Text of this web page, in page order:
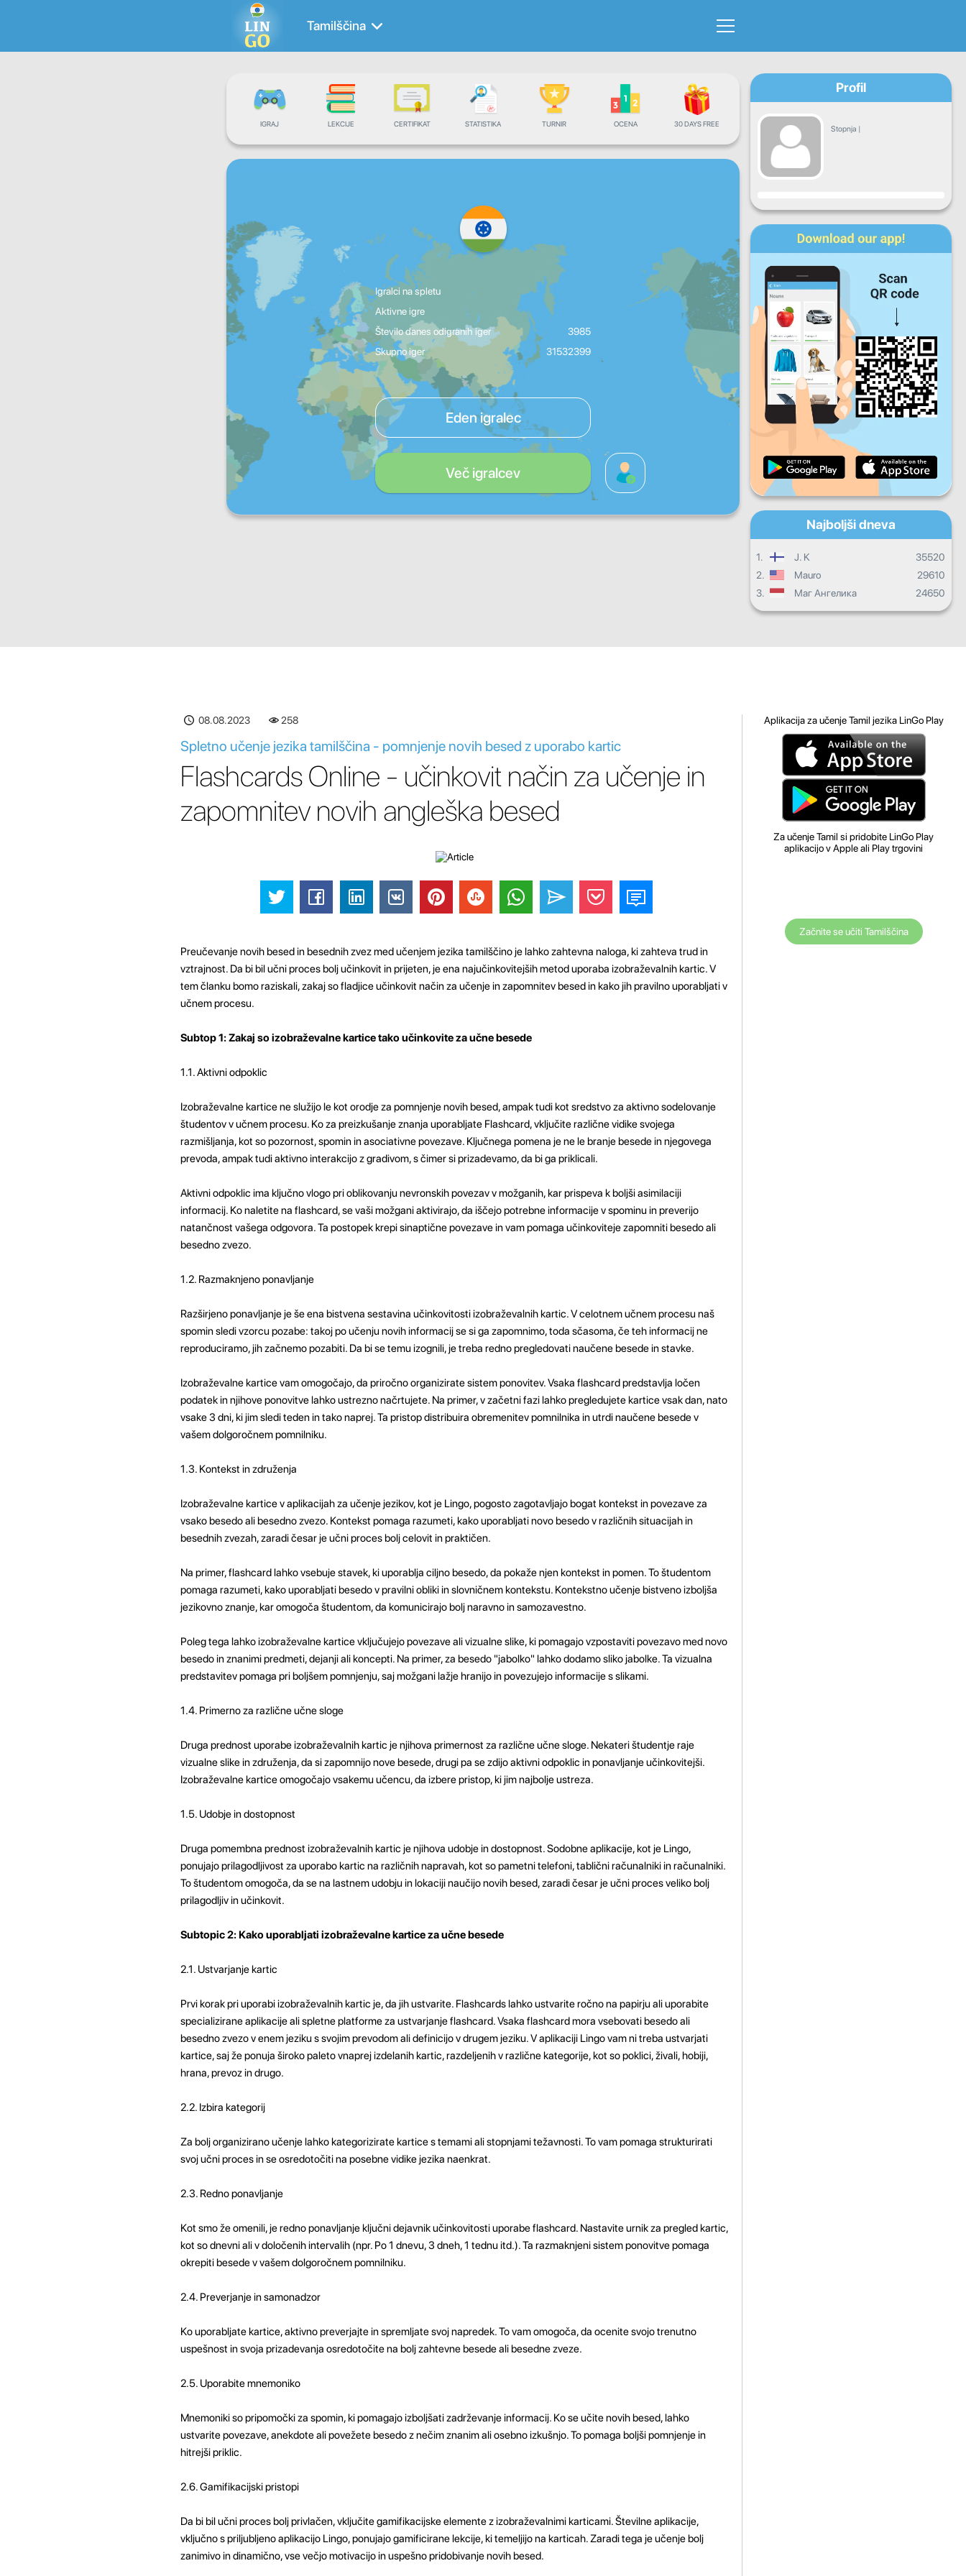
Tamilščina
IGRAJ LEKCIJE CERTIFIKAT STATISTIKA TURNIR OCENA 30 DAYS FREE
Igralci na spletu
Aktivne igre
Število danes odigranih iger
3985
Skupno iger
31532399
Eden igralec
Več igralcev
Profil
Stopnja |
Napredek
Pon Sre Čet
Sob Ned
Dnevni napredek
Mesečni napredek
Celotni napredek
Najboljši dneva
1. J. K
35520
2.
Mauro
29610
3.
Маг Ангелика 24650
08.08.2023 258
Spletno učenje jezika tamilščina - pomnjenje novih besed z uporabo kartic
Flashcards Online - učinkovit način za učenje in
zapomnitev novih angleška besed
Preučevanje novih besed in besednih zvez med učenjem jezika tamilščino je lahko zahtevna naloga, ki zahteva trud in
vztrajnost. Da bi bil učni proces bolj učinkovit in prijeten, je ena najučinkovitejših metod uporaba izobraževalnih kartic. V
tem članku bomo raziskali, zakaj so fladjice učinkovit način za učenje in zapomnitev besed in kako jih pravilno uporabljati v
učnem procesu.
Subtop 1: Zakaj so izobraževalne kartice tako učinkovite za učne besede
1.1. Aktivni odpoklic
Izobraževalne kartice ne služijo le kot orodje za pomnjenje novih besed, ampak tudi kot sredstvo za aktivno sodelovanje
študentov v učnem procesu. Ko za preizkušanje znanja uporabljate Flashcard, vključite različne vidike svojega
razmišljanja, kot so pozornost, spomin in asociativne povezave. Ključnega pomena je ne le branje besede in njegovega
prevoda, ampak tudi aktivno interakcijo z gradivom, s čimer si prizadevamo, da bi ga priklicali.
Aktivni odpoklic ima ključno vlogo pri oblikovanju nevronskih povezav v možganih, kar prispeva k boljši asimilaciji
informacij. Ko naletite na flashcard, se vaši možgani aktivirajo, da iščejo potrebne informacije v spominu in preverijo
natančnost vašega odgovora. Ta postopek krepi sinaptične povezave in vam pomaga učinkoviteje zapomniti besedo ali
besedno zvezo.
1.2. Razmaknjeno ponavljanje
Razširjeno ponavljanje je še ena bistvena sestavina učinkovitosti izobraževalnih kartic. V celotnem učnem procesu naš
spomin sledi vzorcu pozabe: takoj po učenju novih informacij se si ga zapomnimo, toda sčasoma, če teh informacij ne
reproduciramo, jih začnemo pozabiti. Da bi se temu izognili, je treba redno pregledovati naučene besede in stavke.
Izobraževalne kartice vam omogočajo, da priročno organizirate sistem ponovitev. Vsaka flashcard predstavlja ločen
podatek in njihove ponovitve lahko ustrezno načrtujete. Na primer, v začetni fazi lahko pregledujete kartice vsak dan, nato
vsake 3 dni, ki jim sledi teden in tako naprej. Ta pristop distribuira obremenitev pomnilnika in utrdi naučene besede v
vašem dolgoročnem pomnilniku.
1.3. Kontekst in združenja
Izobraževalne kartice v aplikacijah za učenje jezikov, kot je Lingo, pogosto zagotavljajo bogat kontekst in povezave za
vsako besedo ali besedno zvezo. Kontekst pomaga razumeti, kako uporabljati novo besedo v različnih situacijah in
besednih zvezah, zaradi česar je učni proces bolj celovit in praktičen.
Na primer, flashcard lahko vsebuje stavek, ki uporablja ciljno besedo, da pokaže njen kontekst in pomen. To študentom
pomaga razumeti, kako uporabljati besedo v pravilni obliki in slovničnem kontekstu. Kontekstno učenje bistveno izboljša
jezikovno znanje, kar omogoča študentom, da komunicirajo bolj naravno in samozavestno.
Poleg tega lahko izobraževalne kartice vključujejo povezave ali vizualne slike, ki pomagajo vzpostaviti povezavo med novo
besedo in znanimi predmeti, dejanji ali koncepti. Na primer, za besedo "jabolko" lahko dodamo sliko jabolke. Ta vizualna
predstavitev pomaga pri boljšem pomnjenju, saj možgani lažje hranijo in povezujejo informacije s slikami.
1.4. Primerno za različne učne sloge
Druga prednost uporabe izobraževalnih kartic je njihova primernost za različne učne sloge. Nekateri študentje raje
vizualne slike in združenja, da si zapomnijo nove besede, drugi pa se zdijo aktivni odpoklic in ponavljanje učinkovitejši.
Izobraževalne kartice omogočajo vsakemu učencu, da izbere pristop, ki jim najbolje ustreza.
1.5. Udobje in dostopnost
Druga pomembna prednost izobraževalnih kartic je njihova udobje in dostopnost. Sodobne aplikacije, kot je Lingo,
ponujajo prilagodljivost za uporabo kartic na različnih napravah, kot so pametni telefoni, tablični računalniki in računalniki.
To študentom omogoča, da se na lastnem udobju in lokaciji naučijo novih besed, zaradi česar je učni proces veliko bolj
prilagodljiv in učinkovit.
Subtopic 2: Kako uporabljati izobraževalne kartice za učne besede
2.1. Ustvarjanje kartic
Prvi korak pri uporabi izobraževalnih kartic je, da jih ustvarite. Flashcards lahko ustvarite ročno na papirju ali uporabite
specializirane aplikacije ali spletne platforme za ustvarjanje flashcard. Vsaka flashcard mora vsebovati besedo ali
besedno zvezo v enem jeziku s svojim prevodom ali definicijo v drugem jeziku. V aplikaciji Lingo vam ni treba ustvarjati
kartice, saj že ponuja široko paleto vnaprej izdelanih kartic, razdeljenih v različne kategorije, kot so poklici, živali, hobiji,
hrana, prevoz in drugo.
2.2. Izbira kategorij
Za bolj organizirano učenje lahko kategorizirate kartice s temami ali stopnjami težavnosti. To vam pomaga strukturirati
svoj učni proces in se osredotočiti na posebne vidike jezika naenkrat.
2.3. Redno ponavljanje
Kot smo že omenili, je redno ponavljanje ključni dejavnik učinkovitosti uporabe flashcard. Nastavite urnik za pregled kartic,
kot so dnevni ali v določenih intervalih (npr. Po 1 dnevu, 3 dneh, 1 tednu itd.). Ta razmaknjeni sistem ponovitve pomaga
okrepiti besede v vašem dolgoročnem pomnilniku.
2.4. Preverjanje in samonadzor
Ko uporabljate kartice, aktivno preverjajte in spremljate svoj napredek. To vam omogoča, da ocenite svojo trenutno
uspešnost in svoja prizadevanja osredotočite na bolj zahtevne besede ali besedne zveze.
2.5. Uporabite mnemoniko
Mnemoniki so pripomočki za spomin, ki pomagajo izboljšati zadrževanje informacij. Ko se učite novih besed, lahko
ustvarite povezave, anekdote ali povežete besedo z nečim znanim ali osebno izkušnjo. To pomaga boljši pomnjenje in
hitrejši priklic.
2.6. Gamifikacijski pristopi
Da bi bil učni proces bolj privlačen, vključite gamifikacijske elemente z izobraževalnimi karticami. Številne aplikacije,
vključno s priljubljeno aplikacijo Lingo, ponujajo gamificirane lekcije, ki temeljijo na karticah. Zaradi tega je učenje bolj
zanimivo in dinamično, vse večjo motivacijo in uspešno pridobivanje novih besed.
Aplikacija za učenje Tamil jezika LinGo Play
Za učenje Tamil si pridobite LinGo Play
aplikacijo v Apple ali Play trgovini
Začnite se učiti Tamilščina